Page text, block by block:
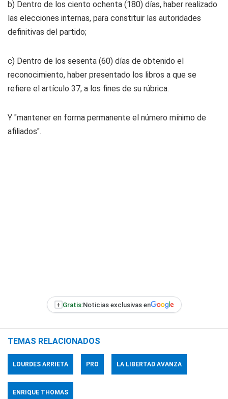
b) Dentro de los ciento ochenta (180) días, haber realizado
las elecciones internas, para constituir las autoridades
definitivas del partido;
c) Dentro de los sesenta (60) días de obtenido el
reconocimiento, haber presentado los libros a que se
refiere el artículo 37, a los fines de su rúbrica.
Y "mantener en forma permanente el número mínimo de
afiliados".
+ Gratis:Noticias exclusivas en
TEMAS RELACIONADOS
LOURDES ARRIETA PRO LA LIBERTAD AVANZA
ENRIQUE THOMAS